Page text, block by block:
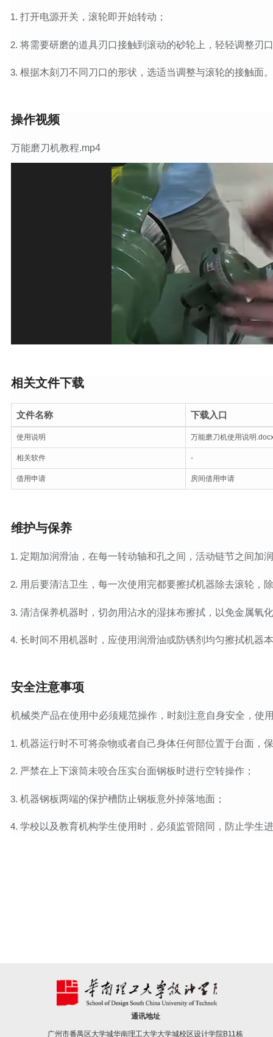
打开电源开关，滚轮即开始转动；
将需要研磨的道具刃口接触到滚动的砂轮上，轻轻调整刃
根据木刻刀不同刀口的形状，选适当调整与滚轮的接触面。
操作视频
万能磨刀机教程.mp4
相关文件下载
文件名称 下载入口
使用说明 万能磨刀机使用说明
相关软件 -
借用申请 房间借用申请
维护与保养
定期加润滑油，在每一转动轴和孔之间，活动链节之间加
用后要清洁卫生，每一次使用完都要擦拭机器除去滚轮，
清洁保养机器时，切勿用沾水的湿抹布擦拭，以免金属氧
长时间不用机器时，应使用润滑油或防锈剂均匀擦拭机器
安全注意事项
机械类产品在使用中必须规范操作，时刻注意自身安全，使
机器运行时不可将杂物或者自己身体任何部位置于台面，
严禁在上下滚筒未咬合压实台面钢板时进行空转操作；
机器钢板两端的保护槽防止钢板意外掉落地面；
学校以及教育机构学生使用时，必须监管陪同，防止学生
通讯地址
广州市番禺区大学城华南理工大学大学城校区设计学院B11栋